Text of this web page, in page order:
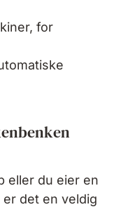
for
eller du eier en
er det en veldig